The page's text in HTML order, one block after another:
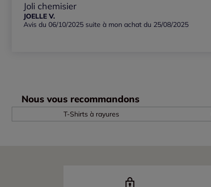
Joli chemisier
JOELLE V.
Avis du 06/10/2025 suite à mon achat du 25/08/2025
Nous vous recommandons
T-Shirts à rayures